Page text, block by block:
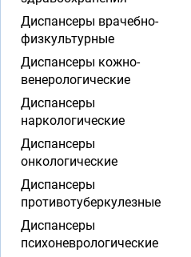
Диспансеры врачебно-
физкультурные
Диспансеры кожно-
венерологические
Диспансеры
наркологические
Диспансеры
онкологические
Диспансеры
противотуберкулезные
Диспансеры
психоневрологические